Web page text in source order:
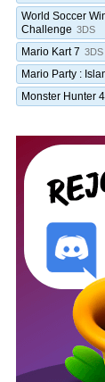
World Soccer
Challenge 3DS
Mario Kart 7 3DS
Mario Party :
Monster Hunter 4